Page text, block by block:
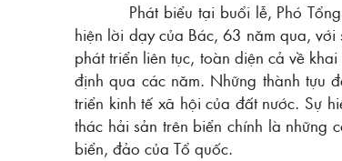
Phát biểu tại buổi lễ, Phó Tổng
hiện lời dạy của Bác, 63 năm qua,
phát triển liên tục, toàn diện cả về
định qua các năm. Những thành tựu
triển kinh tế xã hội của đất nước. Sự
thác hải sản trên biển chính là những
biển, đảo của Tổ quốc.